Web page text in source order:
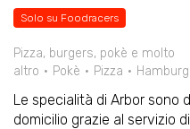
Solo su Foodracers
Pizza, burgers, pokè e molto
altro
Pokè Pizza
Le specialità di Arbor sono
domicilio grazie al servizio